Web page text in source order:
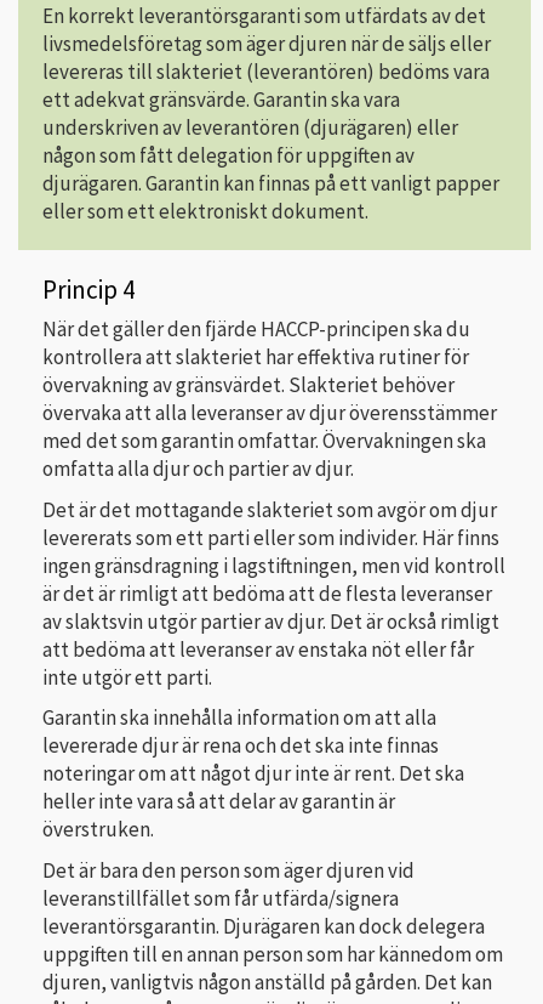
En korrekt leverantörsgaranti som utfärdats av det
livsmedelsföretag som äger djuren när de säljs eller
levereras till slakteriet (leverantören) bedöms vara
ett adekvat gränsvärde. Garantin ska vara
underskriven av leverantören (djurägaren) eller
någon som fått delegation för uppgiften av
djurägaren. Garantin kan finnas på ett vanligt papper
eller som ett elektroniskt dokument.
Princip 4
När det gäller den fjärde HACCP-principen ska du
kontrollera att slakteriet har effektiva rutiner för
övervakning av gränsvärdet. Slakteriet behöver
övervaka att alla leveranser av djur överensstämmer
med det som garantin omfattar. Övervakningen ska
omfatta alla djur och partier av djur.
Det är det mottagande slakteriet som avgör om djur
levererats som ett parti eller som individer. Här finns
ingen gränsdragning i lagstiftningen, men vid kontroll
är det är rimligt att bedöma att de flesta leveranser
av slaktsvin utgör partier av djur. Det är också rimligt
att bedöma att leveranser av enstaka nöt eller får
inte utgör ett parti.
Garantin ska innehålla information om att alla
levererade djur är rena och det ska inte finnas
noteringar om att något djur inte är rent. Det ska
heller inte vara så att delar av garantin är
överstruken.
Det är bara den person som äger djuren vid
leveranstillfället som får utfärda/signera
leverantörsgarantin. Djurägaren kan dock delegera
uppgiften till en annan person som har kännedom om
djuren, vanligtvis någon anställd på gården. Det kan